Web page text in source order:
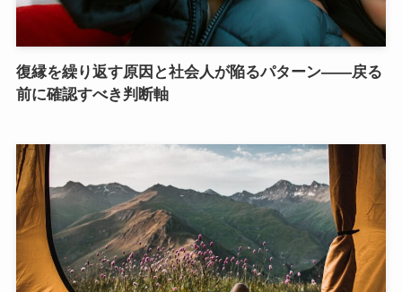
復縁を繰り返す原因と社会人が陥るパターン——戻る
前に確認すべき判断軸